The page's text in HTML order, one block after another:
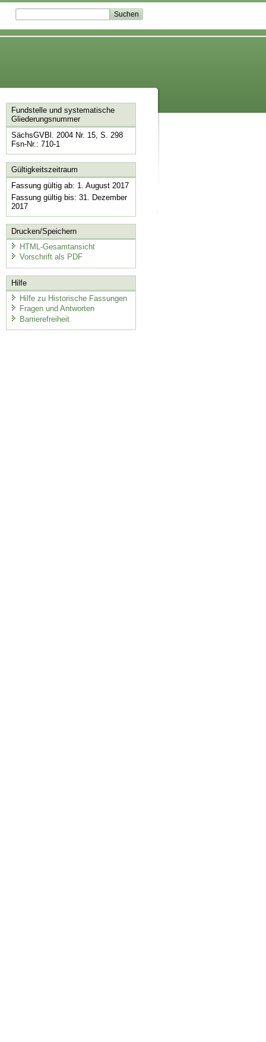
Fundstelle und systematische
Gliederungsnummer
SächsGVBl. 2004 Nr. 15, S. 298
Fsn-Nr.: 710-1
Gültigkeitszeitraum
Fassung gültig ab: 1. August 2017
Fassung gültig bis: 31. Dezember
2017
Drucken/Speichern
HTML-Gesamtansicht
Vorschrift als PDF
Hilfe
Hilfe zu Historische Fassungen
Fragen und Antworten
Barrierefreiheit